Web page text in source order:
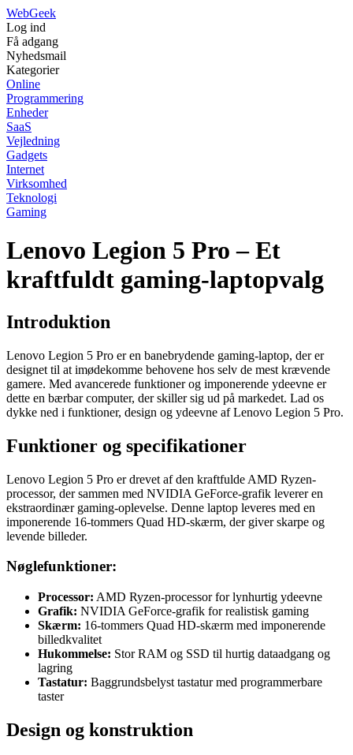
WebGeek
Log ind
Få adgang
Nyhedsmail
Kategorier
Online
Programmering
Enheder
SaaS
Vejledning
Gadgets
Internet
Virksomhed
Teknologi
Gaming
Lenovo Legion 5 Pro – Et
kraftfuldt gaming-laptopvalg
Introduktion
Lenovo Legion 5 Pro er en banebrydende gaming-laptop, der er
designet til at imødekomme behovene hos selv de mest krævende
gamere. Med avancerede funktioner og imponerende ydeevne er
dette en bærbar computer, der skiller sig ud på markedet. Lad os
dykke ned i funktioner, design og ydeevne af Lenovo Legion 5 Pro.
Funktioner og specifikationer
Lenovo Legion 5 Pro er drevet af den kraftfulde AMD Ryzen-
processor, der sammen med NVIDIA GeForce-grafik leverer en
ekstraordinær gaming-oplevelse. Denne laptop leveres med en
imponerende 16-tommers Quad HD-skærm, der giver skarpe og
levende billeder.
Nøglefunktioner:
Processor: AMD Ryzen-processor for lynhurtig ydeevne
Grafik: NVIDIA GeForce-grafik for realistisk gaming
Skærm: 16-tommers Quad HD-skærm med imponerende
billedkvalitet
Hukommelse: Stor RAM og SSD til hurtig dataadgang og
lagring
Tastatur: Baggrundsbelyst tastatur med programmerbare
taster
Design og konstruktion